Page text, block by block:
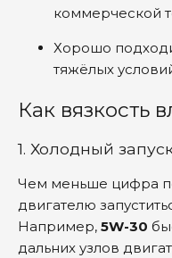
коммерческой
Хорошо
тяжёлых
Как вязкость
1. Холодный
Чем меньше цифра
двигателю
Например, 5W-30
дальних узлов